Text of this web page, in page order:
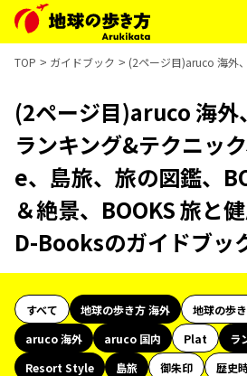
TOP ガイドブック (2ページ目)aruco 海外
(2ページ目)aruco 海外
ランキング&テクニッ
e、島旅、旅の図鑑、
＆絶景、BOOKS 旅と健
D-Booksのガイドブッ
すべて 地球の歩き方 海外
地球の歩
aruco 海外
aruco 国内 Plat
ラ
Resort Style
島旅 御朱印 歴史